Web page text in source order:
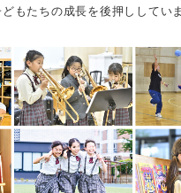
もたちの成長を後押ししていま